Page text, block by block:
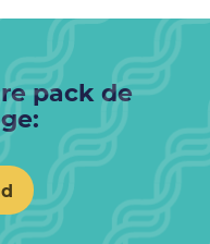
pack de